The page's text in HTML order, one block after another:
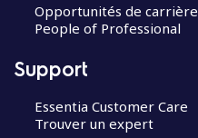
Opportunités de carrière
People of Professional
Support
Essentia Customer Care
Trouver un expert